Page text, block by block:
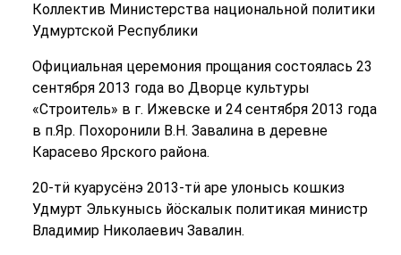
Коллектив Министерства национальной политики
Удмуртской Республики
Официальная церемония прощания состоялась 23
сентября 2013 года во Дворце культуры
«Строитель» в г. Ижевске и 24 сентября 2013 года
в п.Яр. Похоронили В.Н. Завалина в деревне
Карасево Ярского района.
20-тӥ куарусёнэ 2013-тӥ аре улонысь кошкиз
Удмурт Элькунысь йӧскалык политикая министр
Владимир Николаевич Завалин.